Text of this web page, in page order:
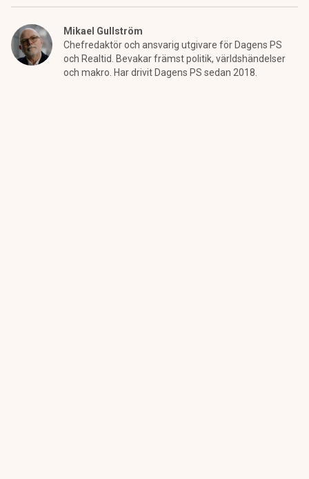
Mikael Gullström
Chefredaktör och ansvarig utgivare för Dagens PS
och Realtid. Bevakar främst politik, världshändelser
och makro. Har drivit Dagens PS sedan 2018.